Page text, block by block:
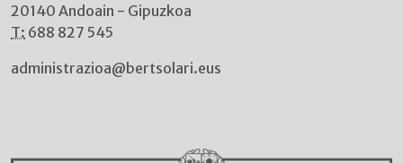
20140 Andoain - Gipuzkoa
T: 688 827 545
administrazioa@bertsolari.eus